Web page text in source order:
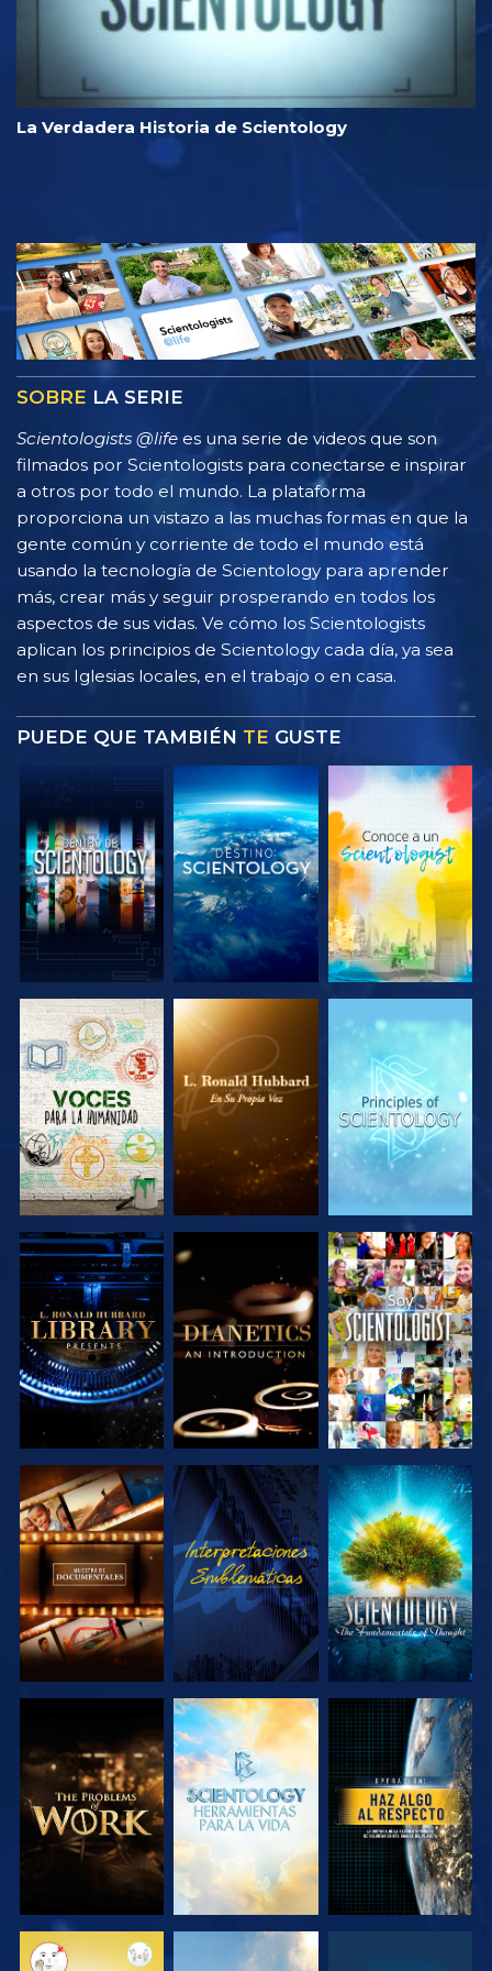
La Verdadera Historia de Scientology
SOBRE LA SERIE
Scientologists @life es una serie de videos que son
filmados por Scientologists para conectarse e inspirar
a otros por todo el mundo. La plataforma
proporciona un vistazo a las muchas formas en que la
gente común y corriente de todo el mundo está
usando la tecnología de Scientology para aprender
más, crear más y seguir prosperando en todos los
aspectos de sus vidas. Ve cómo los Scientologists
aplican los principios de Scientology cada día, ya sea
en sus Iglesias locales, en el trabajo o en casa.
PUEDE QUE TAMBIÉN TE GUSTE
EXPLORA LAS
SERIES
EXPLORA LAS
SERIES
EXPLORA LAS
SERIES
EXPLORA LAS
SERIES
EXPLORA LAS
SERIES
VE
EXPLORA LAS
SERIES
VE
EXPLORA LAS
SERIES
EXPLORA LAS
SERIES
EXPLORA LAS
SERIES
VE